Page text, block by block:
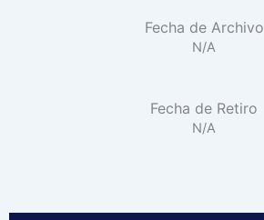
Fecha de Archivo
N/A
Fecha de Retiro
N/A